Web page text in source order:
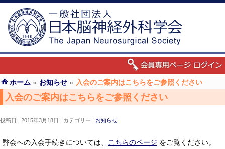
ホーム » お知らせ » 入会のご案内はこちらをご参照ください
入会のご案内はこちらをご参照ください
投稿日 : 2015年3月18日 カテゴリー : お知らせ
弊会への入会手続きについては、 こちらのページ をご覧ください。